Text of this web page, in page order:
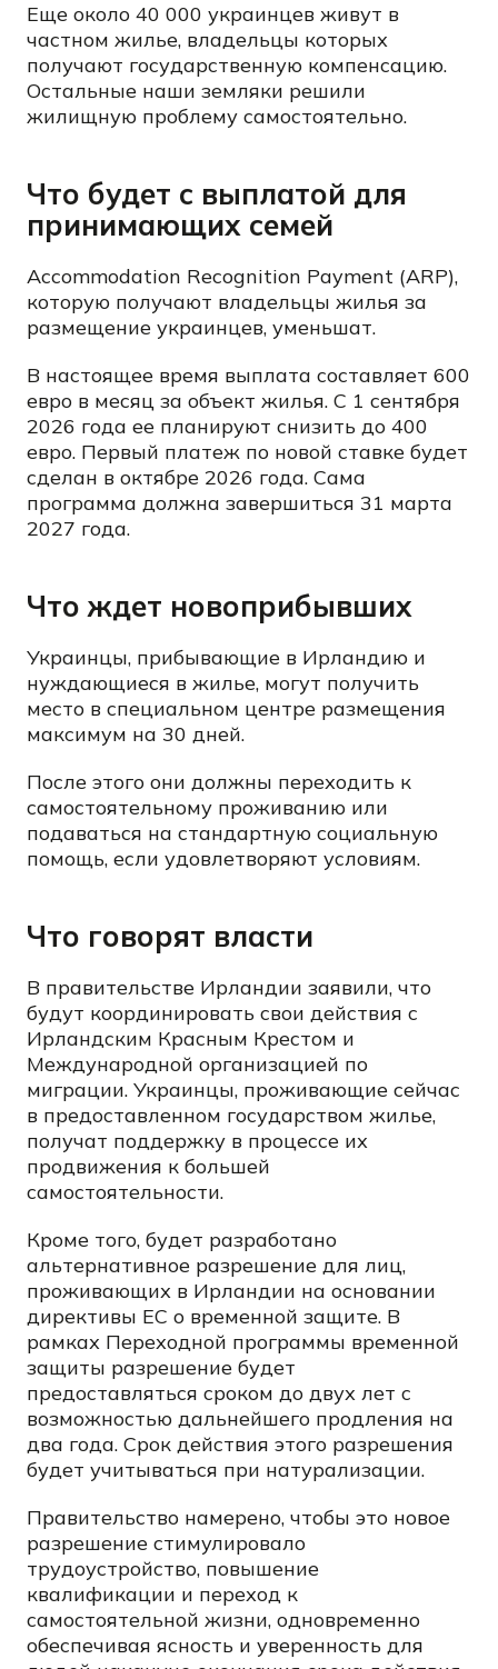
Еще около 40 000 украинцев живут в
частном жилье, владельцы которых
получают государственную компенсацию.
Остальные наши земляки решили
жилищную проблему самостоятельно.
Что будет с выплатой для
принимающих семей
Accommodation Recognition Payment (ARP),
которую получают владельцы жилья за
размещение украинцев, уменьшат.
В настоящее время выплата составляет 600
евро в месяц за объект жилья. С 1 сентября
2026 года ее планируют снизить до 400
евро. Первый платеж по новой ставке будет
сделан в октябре 2026 года. Сама
программа должна завершиться 31 марта
2027 года.
Что ждет новоприбывших
Украинцы, прибывающие в Ирландию и
нуждающиеся в жилье, могут получить
место в специальном центре размещения
максимум на 30 дней.
После этого они должны переходить к
самостоятельному проживанию или
подаваться на стандартную социальную
помощь, если удовлетворяют условиям.
Что говорят власти
В правительстве Ирландии заявили, что
будут координировать свои действия с
Ирландским Красным Крестом и
Международной организацией по
миграции. Украинцы, проживающие сейчас
в предоставленном государством жилье,
получат поддержку в процессе их
продвижения к большей
самостоятельности.
Кроме того, будет разработано
альтернативное разрешение для лиц,
проживающих в Ирландии на основании
директивы ЕС о временной защите. В
рамках Переходной программы временной
защиты разрешение будет
предоставляться сроком до двух лет с
возможностью дальнейшего продления на
два года. Срок действия этого разрешения
будет учитываться при натурализации.
Правительство намерено, чтобы это новое
разрешение стимулировало
трудоустройство, повышение
квалификации и переход к
самостоятельной жизни, одновременно
обеспечивая ясность и уверенность для